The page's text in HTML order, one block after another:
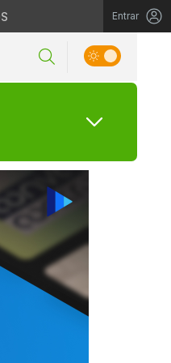
Entrar